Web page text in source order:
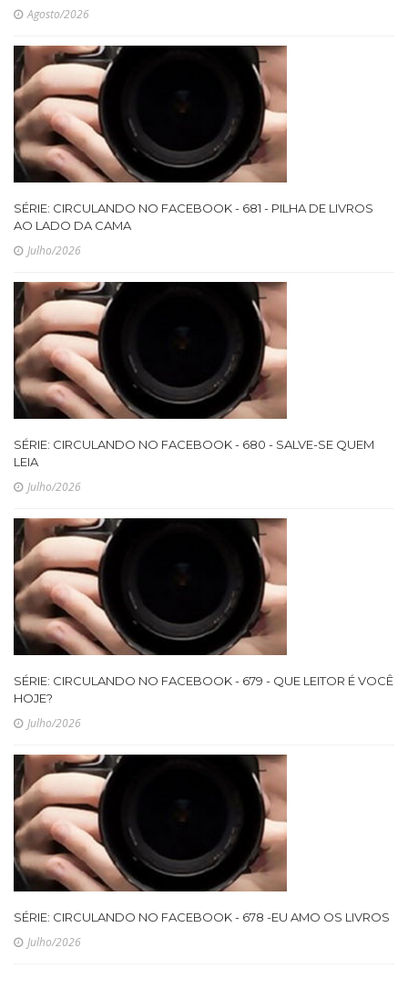
Agosto/2026
SÉRIE: CIRCULANDO NO FACEBOOK - 681 - PILHA DE LIVROS
AO LADO DA CAMA
Julho/2026
SÉRIE: CIRCULANDO NO FACEBOOK - 680 - SALVE-SE QUEM
LEIA
Julho/2026
SÉRIE: CIRCULANDO NO FACEBOOK - 679 - QUE LEITOR É VOCÊ
HOJE?
Julho/2026
SÉRIE: CIRCULANDO NO FACEBOOK - 678 -EU AMO OS LIVROS
Julho/2026